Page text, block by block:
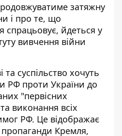
затяжну
і про те, що
спрацьовує, йдеться у
вивчення війни
та суспільство хочуть
РФ проти України до
"первісних
виконання всіх
РФ. Це відображає
пропаганди Кремля,